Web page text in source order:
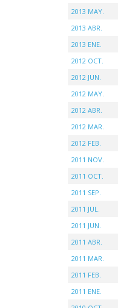
2013 MAY.
2013 ABR.
2013 ENE.
2012 OCT.
2012 JUN.
2012 MAY.
2012 ABR.
2012 MAR.
2012 FEB.
2011 NOV.
2011 OCT.
2011 SEP.
2011 JUL.
2011 JUN.
2011 ABR.
2011 MAR.
2011 FEB.
2011 ENE.